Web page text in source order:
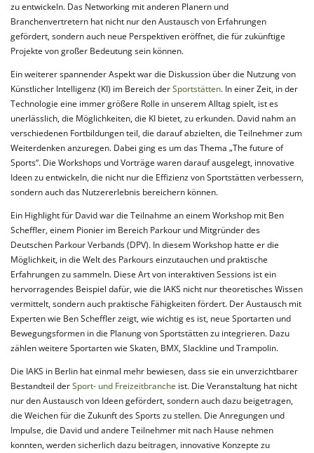
zu entwickeln. Das Networking mit anderen Planern und
Branchenvertretern hat nicht nur den Austausch von Erfahrungen
gefördert, sondern auch neue Perspektiven eröffnet, die für zukünftige
Projekte von großer Bedeutung sein können.
Ein weiterer spannender Aspekt war die Diskussion über die Nutzung von
Künstlicher Intelligenz (KI) im Bereich derSportstätten. In einer Zeit, in der
Technologie eine immer größere Rolle in unserem Alltag spielt, ist es
unerlässlich, die Möglichkeiten, die KI bietet, zu erkunden. David nahm an
verschiedenen Fortbildungen teil, die darauf abzielten, die Teilnehmer zum
Weiterdenken anzuregen. Dabei ging es um das Thema „The future of
Sports“. Die Workshops und Vorträge waren darauf ausgelegt, innovative
Ideen zu entwickeln, die nicht nur die Effizienz von Sportstätten verbessern,
sondern auch das Nutzererlebnis bereichern können.
Ein Highlight für David war die Teilnahme an einem Workshop mit Ben
Scheffler, einem Pionier im Bereich Parkour und Mitgründer des
Deutschen Parkour Verbands (DPV). In diesem Workshop hatte er die
Möglichkeit, in die Welt des Parkours einzutauchen und praktische
Erfahrungen zu sammeln. Diese Art von interaktiven Sessions ist ein
hervorragendes Beispiel dafür, wie die IAKS nicht nur theoretisches Wissen
vermittelt, sondern auch praktische Fähigkeiten fördert. Der Austausch mit
Experten wie Ben Scheffler zeigt, wie wichtig es ist, neue Sportarten und
Bewegungsformen in die Planung von Sportstätten zu integrieren. Dazu
zählen weitere Sportarten wie Skaten, BMX, Slackline und Trampolin.
Die IAKS in Berlin hat einmal mehr bewiesen, dass sie ein unverzichtbarer
Bestandteil derSport- und Freizeitbranche ist. Die Veranstaltung hat nicht
nur den Austausch von Ideen gefördert, sondern auch dazu beigetragen,
die Weichen für die Zukunft des Sports zu stellen. Die Anregungen und
Impulse, die David und andere Teilnehmer mit nach Hause nehmen
konnten, werden sicherlich dazu beitragen, innovative Konzepte zu